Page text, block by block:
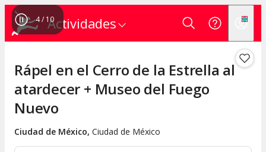
Actividades
4/ 10
Rápel en el Cerro de la Estrella al
atardecer + Museo del Fuego
Nuevo
Ciudad de México, Ciudad de México